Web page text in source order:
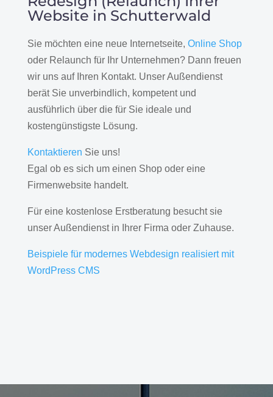
Website in Schutterwald
Sie möchten eine neue Internetseite, Online Shop
oder Relaunch für Ihr Unternehmen? Dann freuen
wir uns auf Ihren Kontakt. Unser Außendienst
berät Sie unverbindlich, kompetent und
ausführlich über die für Sie ideale und
kostengünstigste Lösung.
Kontaktieren Sie uns!
Egal ob es sich um einen Shop oder eine
Firmenwebsite handelt.
Für eine kostenlose Erstberatung besucht sie
unser Außendienst in Ihrer Firma oder Zuhause.
Beispiele für modernes Webdesign realisiert mit
WordPress CMS